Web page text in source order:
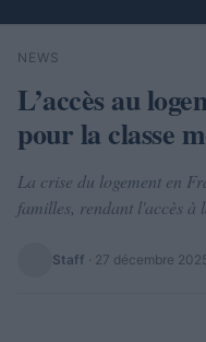
Rechercher
NEWS
L’accès au
pour la classe
La crise du logement en
familles, rendant l'accès à
Staff · 27 décembre